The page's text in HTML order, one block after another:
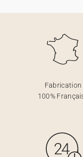
Fabrication
100%